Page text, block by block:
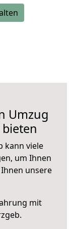
Umzug
kann viele
um Ihnen
unsere
mit
.